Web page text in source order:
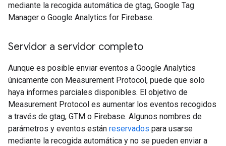
mediante la recogida automática de gtag, Google Tag
Manager o Google Analytics for Firebase.
Servidor a servidor completo
Aunque es posible enviar eventos a Google Analytics
únicamente con Measurement Protocol, puede que solo
haya informes parciales disponibles. El objetivo de
Measurement Protocol es aumentar los eventos recogidos
a través de gtag, GTM o Firebase. Algunos nombres de
parámetros y eventos están reservados para usarse
mediante la recogida automática y no se pueden enviar a